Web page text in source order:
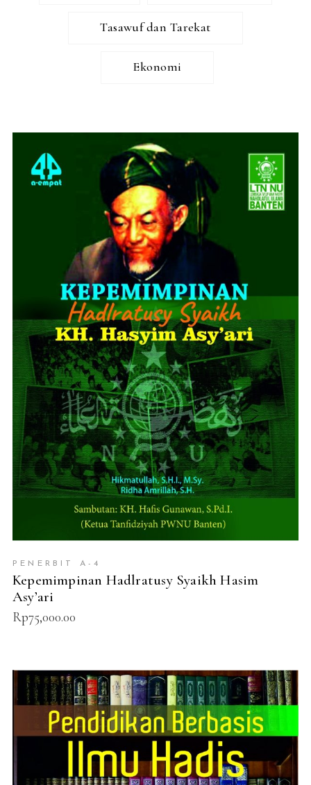
Tasawuf dan Tarekat
Ekonomi
ADD TO CART
PENERBIT A-4
Kepemimpinan Hadlratusy Syaikh Hasim
Asy’ari
Rp75,000.00